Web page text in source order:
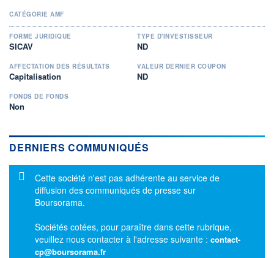
CATÉGORIE AMF
FORME JURIDIQUE
SICAV
TYPE D'INVESTISSEUR
ND
AFFECTATION DES RÉSULTATS
Capitalisation
VALEUR DERNIER COUPON
ND
FONDS DE FONDS
Non
DERNIERS COMMUNIQUÉS
Message d'information
Cette société n'est pas adhérente au service de
diffusion des communiqués de presse sur
Boursorama.
Sociétés cotées, pour paraître dans cette rubrique,
veuillez nous contacter à l'adresse suivante : contact-
cp@boursorama.fr